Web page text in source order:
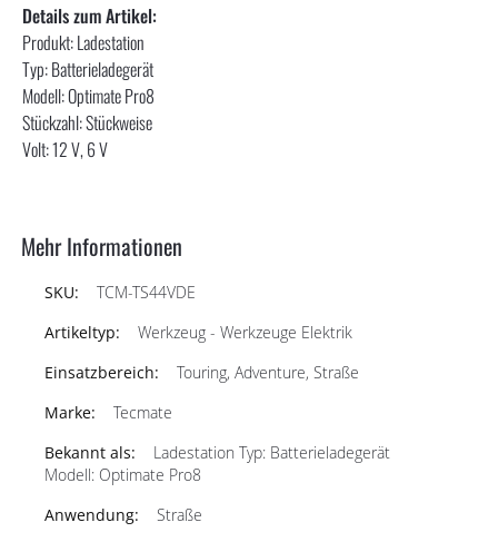
Details zum Artikel:
Produkt: Ladestation
Typ: Batterieladegerät
Modell: Optimate Pro8
Stückzahl: Stückweise
Volt: 12 V, 6 V
Mehr Informationen
TCM-TS44VDE
Werkzeug - Werkzeuge Elektrik
Touring, Adventure, Straße
Tecmate
Ladestation Typ: Batterieladegerät
Modell: Optimate Pro8
Straße